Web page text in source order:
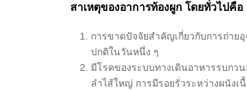
สาเหตุของอาการท้องผูก โดยทั่วไปคือ
การขาดปัจจัยสำคัญเกี่ยวกับการถ่าย
ปกติในวันหนึ่ง ๆ
มีโรคของระบบทางเดินอาหารรบกวน
ลำไส้ใหญ่ การมีรอยรั่วระหว่างผนังเ